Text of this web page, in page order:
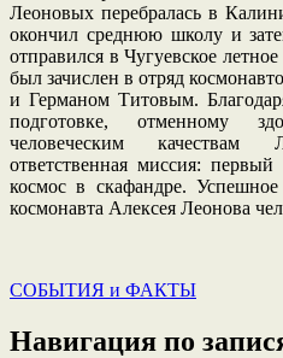
Леоновых перебралась в
окончил среднюю школу и
отправился в Чугуевское
был зачислен в отряд
и Германом Титовым.
подготовке, отменному
человеческим
ответственная миссия:
космос в скафандре.
космонавта Алексея Леонова
СОБЫТИЯ и ФАКТЫ
Навигация по